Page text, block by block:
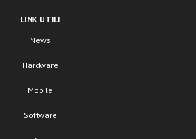
LINK UTILI
News
Hardware
Mobile
Software